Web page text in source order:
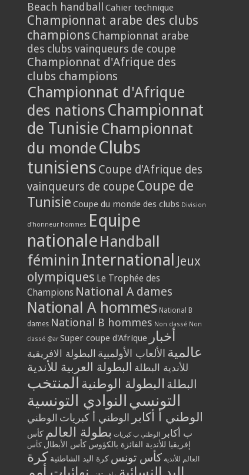
Beach handball Cahier technique
Championnat arabe des clubs
champions Championnat arabe
des clubs vainqueurs de coupe
Championnat d'Afrique des
clubs champions
Championnat d'Afrique
des nations Championnat
de Tunisie Championnat
du monde Clubs
tunisiens Coupe d'Afrique des
vainqueurs de coupe Coupe de
Tunisie Coupe du monde des clubs Division
d'honneur hommes Equipe
nationale Handball
féminin International Jeux
olympiques Le Trophée des
Champions National A dames
National A hommes National B
dames National B hommes Non classé Non
classé @ar Super coupe d'Afrique أخبار
عالمية الألعاب الأولمبية البطولة الافريقية
للأندية البطلة البطولة العربية للأندية
البطلة البطولة الوطنية المنتخب
التونسي النوادي التونسية
الوطني أ أكابر الوطني أ كبريات الوطني
ب أكابر
الوطني ب كبريات بطولة العالم كأس
إفريقيا للأندية الفائزة بالكؤوس كأس الأبطال كأس
العالم للأندية كأس تونس كرة اليد الشاطئية كرة